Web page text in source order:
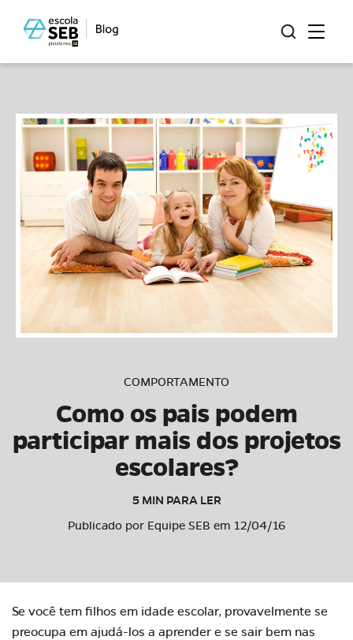
COMPORTAMENTO
Como os pais podem
participar mais dos projetos
escolares?
5 MIN PARA LER
Publicado por Equipe SEB em 12/04/16
Se você tem filhos em idade escolar, provavelmente se
preocupa em ajudá-los a aprender e se sair bem nas